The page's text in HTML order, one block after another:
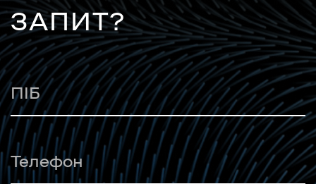
ЗАПИТ?